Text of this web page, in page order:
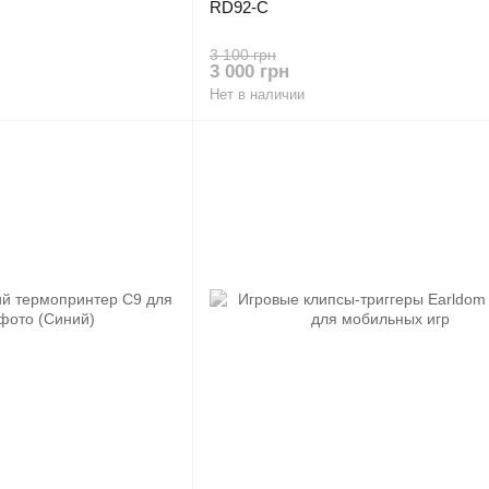
RD92-C
3 100 грн
3 000 грн
Нет в наличии